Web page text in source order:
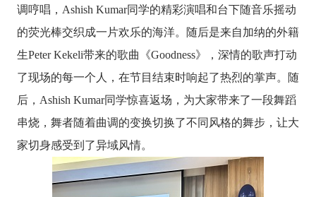
调哼唱， Ashish Kumar同学的精彩演唱和台下随音乐摇动
的荧光棒交织成一片欢乐的海洋。随后是来自加纳的外籍
生Peter Kekeli带来的歌曲 《Goodness》，深情的歌声打动
了现场的每一个人，在节目结束时响起了热烈的掌声。随
后， Ashish Kumar同学惊喜返场，为大家带来了一段舞蹈
串烧，舞者随着曲调的变换切换了不同风格的舞步，让大
家切身感受到了异域风情。